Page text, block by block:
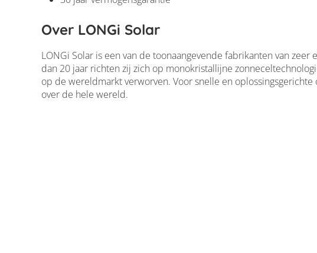
Over LONGi Solar
LONGi Solar is een van de toonaangevende fabrikanten van
dan 20 jaar richten zij zich op monokristallijne
op de wereldmarkt verworven. Voor snelle en
over de hele wereld.